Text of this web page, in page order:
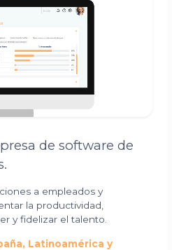
de software de
a empleados y
la productividad,
y fidelizar el talento.
Latinoamérica y